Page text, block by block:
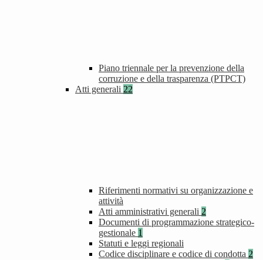
Piano triennale per la prevenzione della
corruzione e della trasparenza (PTPCT)
Atti generali 22
Riferimenti normativi su organizzazione e
attività
Atti amministrativi generali 2
Documenti di programmazione strategico-
gestionale 1
Statuti e leggi regionali
Codice disciplinare e codice di condotta 2